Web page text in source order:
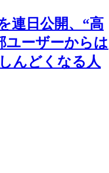
連日公開、“高
ユーザーからは
んどくなる人